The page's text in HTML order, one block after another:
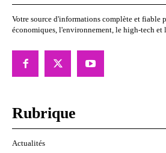
Votre source d'informations complète et fiable
économiques, l'environnement, le high-tech et
Rubrique
Actualités